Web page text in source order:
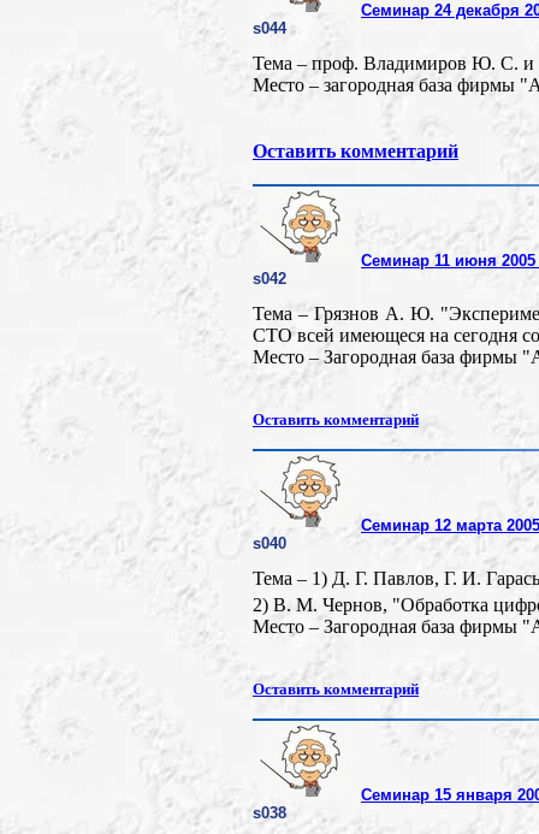
Семинар 24 декабря
s044
Тема – проф. Владимиров Ю. С. и
Место – загородная база фирмы
Оставить комментарий
Семинар 11 июня 2005
s042
Тема – Грязнов А. Ю.
СТО всей имеющеся на сегодня
Место – Загородная база фирмы
Оставить комментарий
Семинар 12 марта
s040
Тема – 1) Д. Г. Павлов, Г. И.
2) В. М. Чернов, "Обработка
Место – Загородная база фирмы
Оставить комментарий
Семинар 15 января
s038